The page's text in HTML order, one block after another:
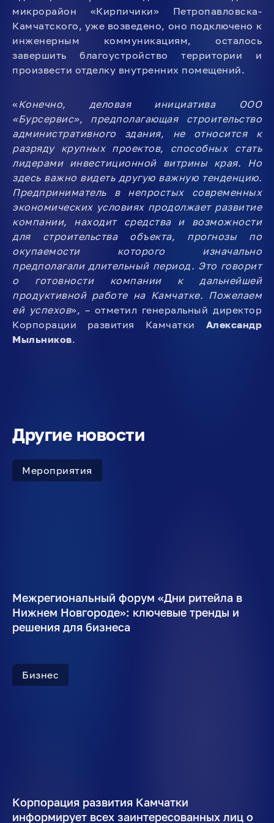
микрорайон «Кирпичики» Петропавловска-
Камчатского, уже возведено, оно подключено к
инженерным коммуникациям, осталось
завершить благоустройство территории и
произвести отделку внутренних помещений.
«Конечно, деловая инициатива ООО
«Бурсервис», предполагающая строительство
административного здания, не относится к
разряду крупных проектов, способных стать
лидерами инвестиционной витрины края. Но
здесь важно видеть другую важную тенденцию.
Предприниматель в непростых современных
экономических условиях продолжает развитие
компании, находит средства и возможности
для строительства объекта, прогнозы по
окупаемости которого изначально
предполагали длительный период. Это говорит
о готовности компании к дальнейшей
продуктивной работе на Камчатке. Пожелаем
ей успехов», – отметил генеральный директор
Корпорации развития Камчатки Александр
Мыльников.
Другие новости
Мероприятия
Межрегиональный форум «Дни ритейла в
Нижнем Новгороде»: ключевые тренды и
решения для бизнеса
Бизнес
Корпорация развития Камчатки
информирует всех заинтересованных лиц о